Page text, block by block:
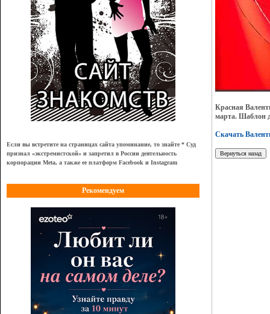
Если вы встретите на страницах сайта упоминание, то знайте * Суд
признал «экстремистской» и запретил в России деятельность
корпорации Meta, а также ее платформ Facebook и Instagram
Рекомендуем
Красная
марта. Шаблон
Скачать